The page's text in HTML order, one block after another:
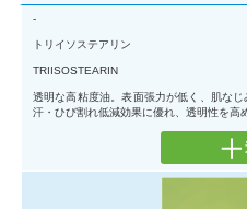
-
トリイソステアリン
TRIISOSTEARIN
透明な高粘度油。表面張力が低く、肌な
汗・ひび割れ低減効果に優れ、透明性を高